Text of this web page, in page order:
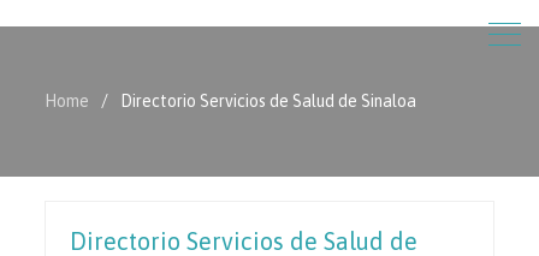
Home Directorio Servicios de Salud de Sinaloa
Directorio Servicios de Salud de